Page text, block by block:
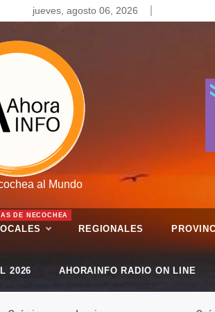
jueves, agosto 06, 2026
al Mundo
DE NECOCHEA
REGIONALES
2026 AHORAINFO RADIO ON LINE